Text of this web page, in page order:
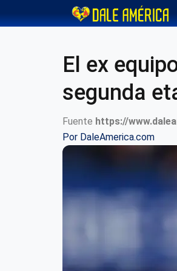
El ex
segunda
Fuente https://
Por DaleAmerica.com